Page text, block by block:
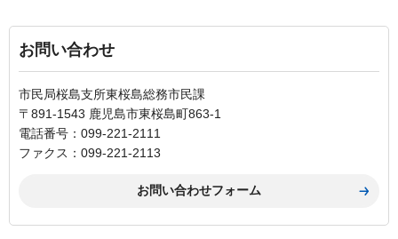
お問い合わせ
市民局桜島支所東桜島総務市民課
〒891-1543 鹿児島市東桜島町863-1
電話番号：099-221-2111
ファクス：099-221-2113